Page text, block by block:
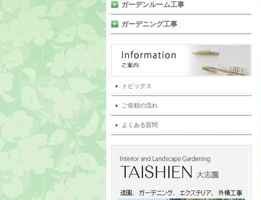
ガーデンルーム工事
ガーデニング工事
トピックス
ご依頼の流れ
よくある質問